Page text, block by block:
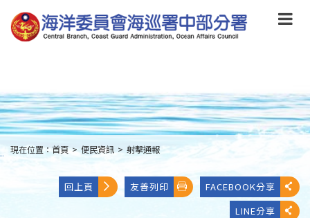
到
主
要
main
content
:::
現在位置：首頁 > 便民資訊 > 射擊通報
回上頁 友善列印
FACEBOOK分享
LINE分享